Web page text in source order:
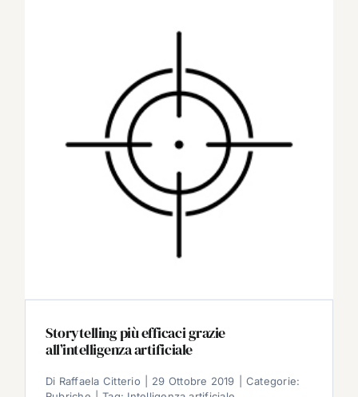
Storytelling più efficaci grazie
all’intelligenza artificiale
Di Raffaela Citterio 29 Ottobre 2019
Categorie: